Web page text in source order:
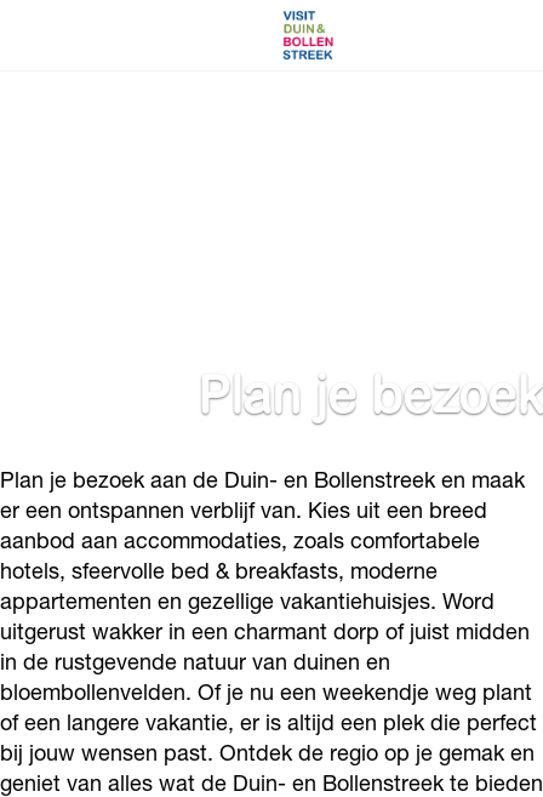
m
e
a
g
e
Plan je bezoek
Plan je bezoek aan de Duin- en Bollenstreek en maak
er een ontspannen verblijf van. Kies uit een breed
aanbod aan accommodaties, zoals comfortabele
hotels, sfeervolle bed & breakfasts, moderne
appartementen en gezellige vakantiehuisjes. Word
uitgerust wakker in een charmant dorp of juist midden
in de rustgevende natuur van duinen en
bloembollenvelden. Of je nu een weekendje weg plant
of een langere vakantie, er is altijd een plek die perfect
bij jouw wensen past. Ontdek de regio op je gemak en
geniet van alles wat de Duin- en Bollenstreek te bieden